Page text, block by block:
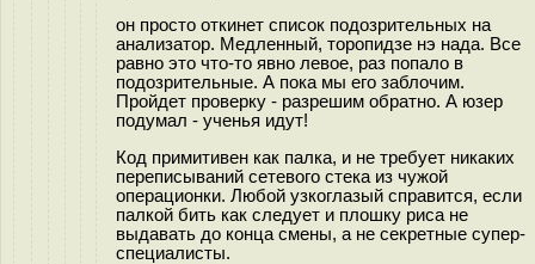
он просто откинет список подозрительных на
анализатор. Медленный, торопидзе нэ нада. Все
равно это что-то явно левое, раз попало в
подозрительные. А пока мы его заблочим.
Пройдет проверку - разрешим обратно. А юзер
подумал - ученья идут!
Код примитивен как палка, и не требует никаких
переписываний сетевого стека из чужой
операционки. Любой узкоглазый справится, если
палкой бить как следует и плошку риса не
выдавать до конца смены, а не секретные супер-
специалисты.